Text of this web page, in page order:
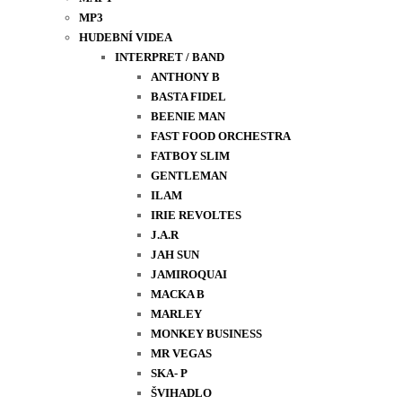
MP3
HUDEBNÍ VIDEA
INTERPRET / BAND
ANTHONY B
BASTA FIDEL
BEENIE MAN
FAST FOOD ORCHESTRA
FATBOY SLIM
GENTLEMAN
ILAM
IRIE REVOLTES
J.A.R
JAH SUN
JAMIROQUAI
MACKA B
MARLEY
MONKEY BUSINESS
MR VEGAS
SKA- P
ŠVIHADLO